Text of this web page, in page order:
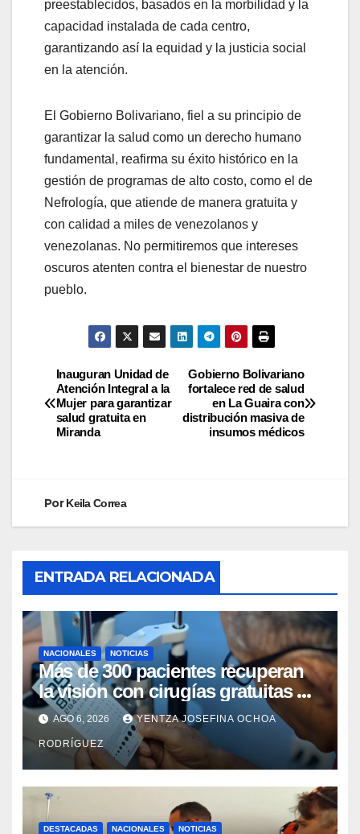
preestablecidos, basados en la morbilidad y la
capacidad instalada de cada centro,
garantizando así la equidad y la justicia social
en la atención.
El Gobierno Bolivariano, fiel a su principio de
garantizar la salud como un derecho humano
fundamental, reafirma su éxito histórico en la
gestión de programas de alto costo, como el de
Nefrología, que atiende de manera gratuita y
con calidad a miles de venezolanos y
venezolanas. No permitiremos que intereses
oscuros atenten contra el bienestar de nuestro
pueblo.
Gobierno Bolivariano
fortalece red de salud
en La Guaira con
distribución masiva de
insumos médicos
Inauguran Unidad de
Atención Integral a la
Mujer para garantizar
salud gratuita en
Miranda
PorKeila Correa
ENTRADA RELACIONADA
NACIONALES NOTICIAS
Más de 300 pacientes recuperan
la visión con cirugías gratuitas de
cataratas en Zulia
AGO 6, 2026 YENTZA JOSEFINA OCHOA
RODRÍGUEZ
DESTACADAS NACIONALES NOTICIAS